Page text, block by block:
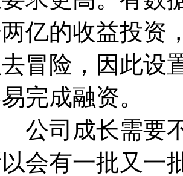
亿的收益投资
冒险，因此设
完成融资。
司成长需要不
会有一批又一